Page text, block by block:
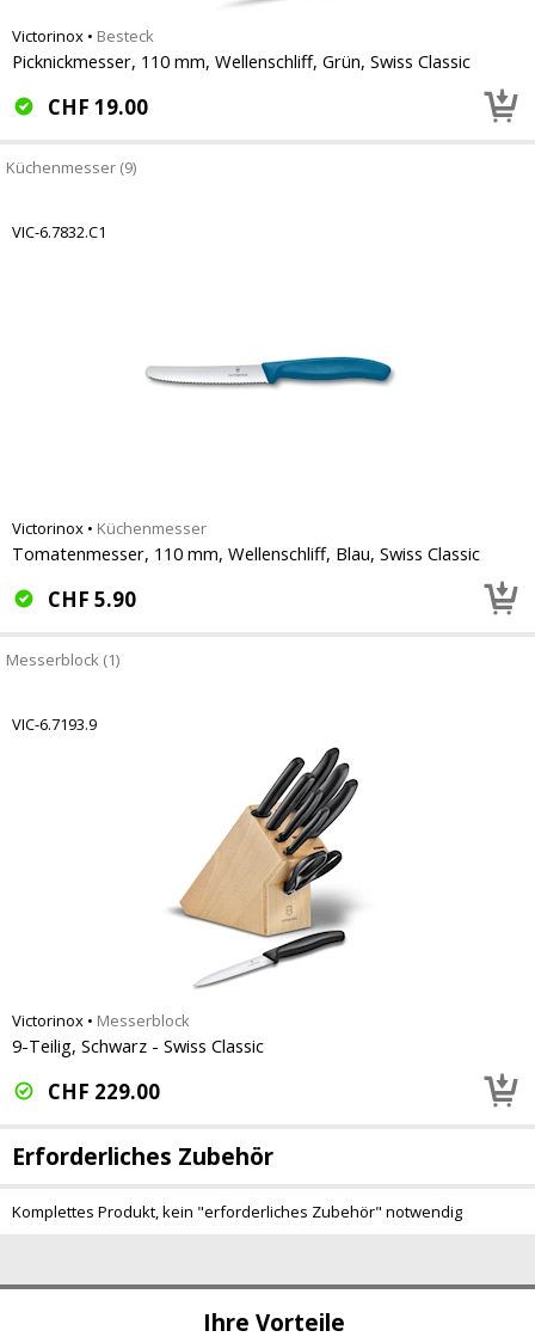
Ihre Vorteile
Victorinox • Besteck
Picknickmesser, 110 mm, Wellenschliff, Grün, Swiss Classic
CHF 19.00
Küchenmesser (9)
VIC-6.7832.C1
Victorinox • Küchenmesser
Tomatenmesser, 110 mm, Wellenschliff, Blau, Swiss Classic
CHF 5.90
Messerblock (1)
VIC-6.7193.9
Victorinox • Messerblock
9-Teilig, Schwarz - Swiss Classic
CHF 229.00
Erforderliches Zubehör
Komplettes Produkt, kein "erforderliches Zubehör" notwendig